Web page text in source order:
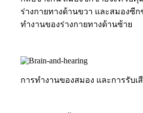
ร่างกายทางด้านขวา และสมองซี
ทำงานของร่างกายทางด้านซ้าย
การทำงานของสมอง และการรับเ